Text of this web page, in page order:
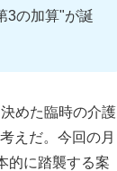
3の加算"が誕
めた臨時の介護
えだ。今回の月
的に踏襲する案